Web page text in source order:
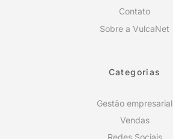
Contato
Sobre a VulcaNet
Categorias
Gestão empresarial
Vendas